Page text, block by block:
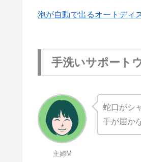
泡が自動で出るオートディ
手洗いサポート
主婦M
蛇口がシ
手が届か